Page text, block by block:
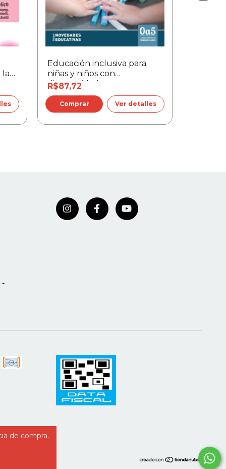
de compra.
la
Educación inclusiva para
niñas y niños con
discapacidades
R$87,72
Ver detalles
-